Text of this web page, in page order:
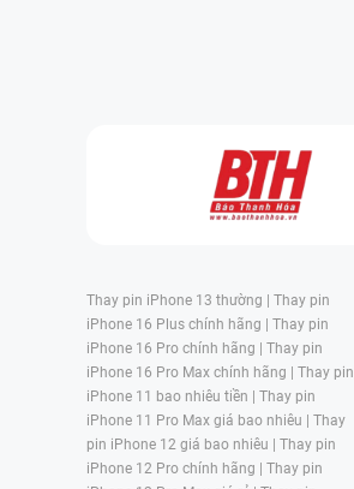
Thay pin iPhone 13 thường | Thay pin
iPhone 16 Plus chính hãng | Thay pin
iPhone 16 Pro chính hãng | Thay pin
iPhone 16 Pro Max chính hãng | Thay pin
iPhone 11 bao nhiêu tiền | Thay pin
iPhone 11 Pro Max giá bao nhiêu | Thay
pin iPhone 12 giá bao nhiêu | Thay pin
iPhone 12 Pro chính hãng | Thay pin